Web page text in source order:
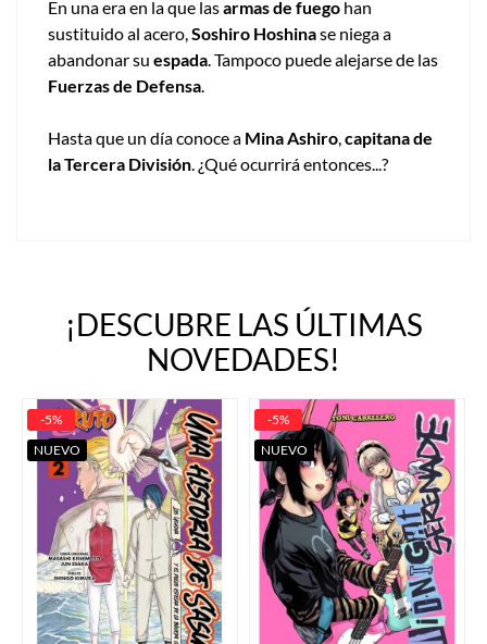
En una era en la que lasarmas de fuego han
sustituido al acero,Soshiro Hoshinase niega a
abandonar su espada. Tampoco puede alejarse de las
Fuerzas de Defensa.
Hasta que un día conoce a Mina Ashiro,capitana de
la Tercera División. ¿Qué ocurrirá entonces...?
¡DESCUBRE LAS ÚLTIMAS
NOVEDADES!
-5%
NUEVO
-5%
NUEVO